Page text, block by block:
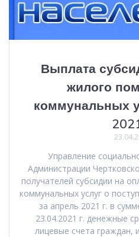
Выплата
жилого
коммунальных
Управление
Администрации
получателей субсидии на
коммунальных услуг о
за апрель 2021 г. в
23.04.2021 г. денежные
лицевые счета граждан,